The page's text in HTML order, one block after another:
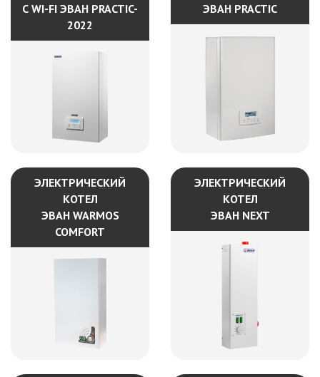
С WI-FI ЭВАН PRACTIC-
2022
ЭВАН PRACTIC
ЭЛЕКТРИЧЕСКИЙ
КОТЕЛ
ЭВАН WARMOS
COMFORT
ЭЛЕКТРИЧЕСКИЙ
КОТЕЛ
ЭВАН NEXT